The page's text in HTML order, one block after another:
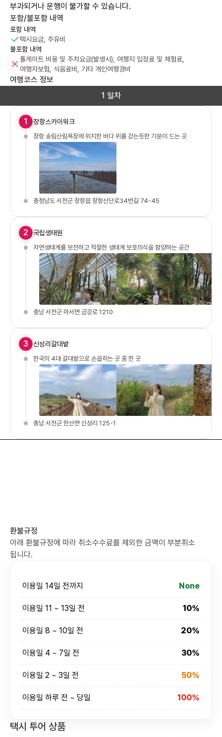
부과되거나 운행이 불가할 수 있습니다.
포함/불포함 내역
포함 내역
택시요금, 주유비
불포함 내역
톨게이트 비용 및 주차요금(발생시), 여행지 입장료 및 체험료,
여행자보험, 식음료비, 기타 개인여행경비
여행코스 정보
1 일차
1 장항스카이워크
장항 송림산림욕장에 위치한 바다 위를 걷는듯한 기분이 드는 곳
충청남도 서천군 장항읍 장항산단로34번길 74-45
2 국립생태원
자연생태계를 보전하고 적절한 생태계 보호의식을 함양하는 공간
충남 서천군 마서면 금강로 1210
3 신성리갈대밭
한국의 4대 갈대밭으로 손꼽히는 곳 중 한 곳
충남 서천군 한산면 신성리 125-1
환불규정
아래 환불규정에 따라 취소수수료를 제외한 금액이 부분취소
됩니다.
이용일 14일 전까지 None
이용일 11 ~ 13일 전 10%
이용일 8 ~ 10일 전 20%
이용일 4 ~ 7일 전 30%
이용일 2 ~ 3일 전 50%
이용일 하루 전 ~ 당일 100%
택시 투어 상품